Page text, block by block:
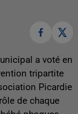
a voté en
tripartite
Picardie
de chaque